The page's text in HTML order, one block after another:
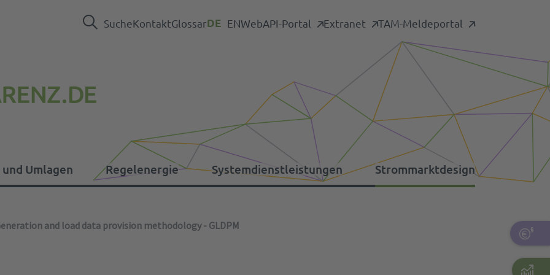
SucheKontaktGlossarDE ENWebAPI-Portal Extranet TAM-Meldeportal
Umlagen
Umlagen
Regelenergie Systemdienstleistungen Strommarktdesign
and load data provision methodology - GLDPM